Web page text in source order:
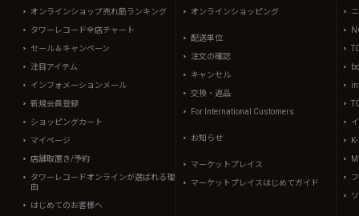
オンラインショップ売れ筋ランキング
タワーレコード全店チャート
セール＆キャンペーン
注目アイテム
インフォメーションメール
新規会員登録
ショッピングカート
マイページ
店舗取置き/予約
タワーレコードオンラインが選ばれる理
由
はじめてのお客様へ
オンラインショッピング
配送単位
注文の確認
キャンセル
交換・返品
For International Customers
お知らせ
マーケットプレイス
マーケットプレイスはじめてガイド